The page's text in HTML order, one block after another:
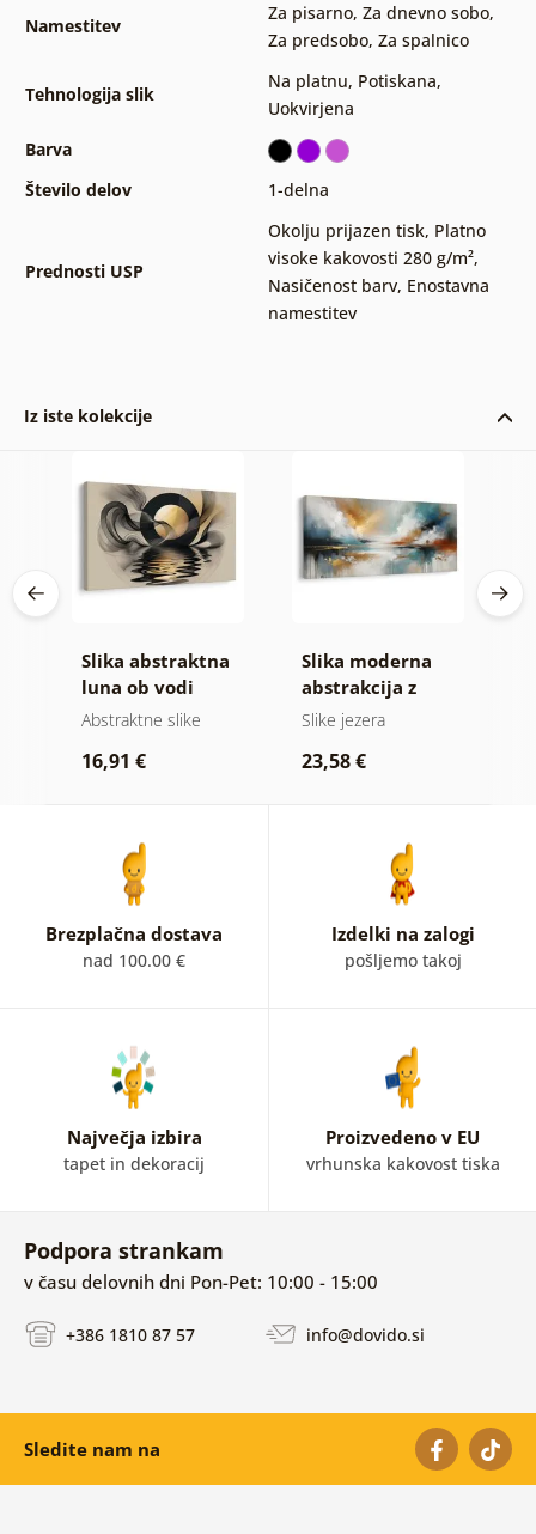
Namestitev
Za pisarno, Za dnevno sobo,
Za predsobo, Za spalnico
Tehnologija slik
Na platnu, Potiskana,
Uokvirjena
Barva
Število delov
1-delna
Prednosti USP
Okolju prijazen tisk, Platno
visoke kakovosti 280 g/m²,
Nasičenost barv, Enostavna
namestitev
Iz iste kolekcije
Slika abstraktna
luna ob vodi
Abstraktne slike
16,91 €
Slika moderna
abstrakcija z
naravo
Slike jezera
23,58 €
Brezplačna dostava
nad 100.00 €
Izdelki na zalogi
pošljemo takoj
Največja izbira
tapet in dekoracij
Proizvedeno v EU
vrhunska kakovost tiska
Podpora strankam
v času delovnih dni Pon-Pet: 10:00 - 15:00
+386 1810 87 57 info@dovido.si
Sledite nam na